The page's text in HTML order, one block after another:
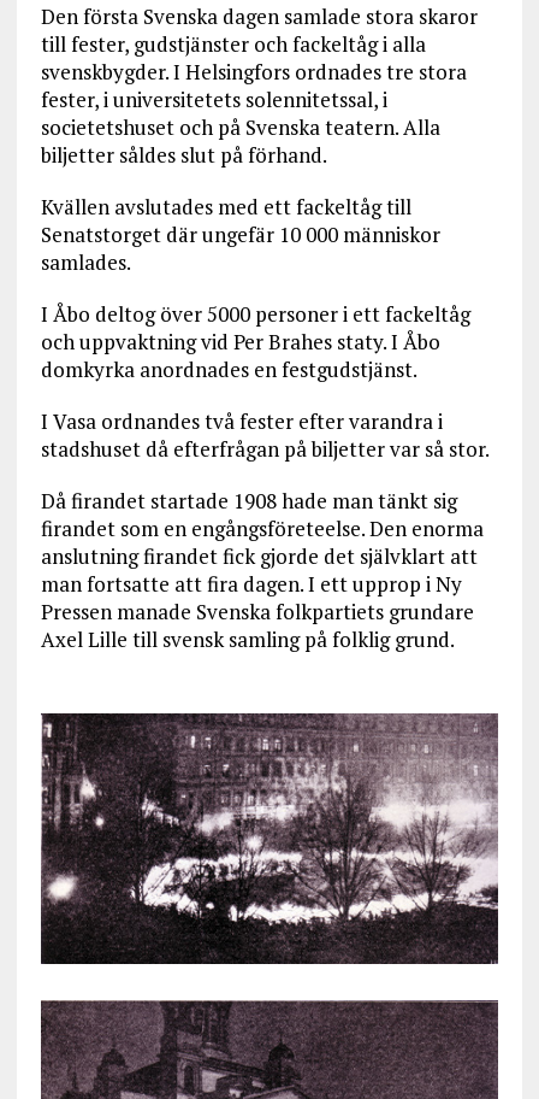
Den första Svenska dagen samlade stora skaror
till fester, gudstjänster och fackeltåg i alla
svenskbygder. I Helsingfors ordnades tre stora
fester, i universitetets solennitetssal, i
societetshuset och på Svenska teatern. Alla
biljetter såldes slut på förhand.
Kvällen avslutades med ett fackeltåg till
Senatstorget där ungefär 10 000 människor
samlades.
I Åbo deltog över 5000 personer i ett fackeltåg
och uppvaktning vid Per Brahes staty. I Åbo
domkyrka anordnades en festgudstjänst.
I Vasa ordnandes två fester efter varandra i
stadshuset då efterfrågan på biljetter var så stor.
Då firandet startade 1908 hade man tänkt sig
firandet som en engångsföreteelse. Den enorma
anslutning firandet fick gjorde det självklart att
man fortsatte att fira dagen. I ett upprop i Ny
Pressen manade Svenska folkpartiets grundare
Axel Lille till svensk samling på folklig grund.